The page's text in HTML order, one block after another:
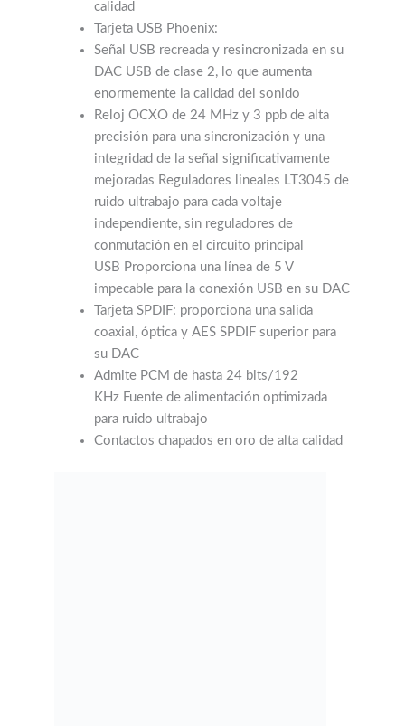
calidad
Tarjeta USB Phoenix:
Señal USB recreada y resincronizada en su
DAC USB de clase 2, lo que aumenta
enormemente la calidad del sonido
Reloj OCXO de 24 MHz y 3 ppb de alta
precisión para una sincronización y una
integridad de la señal significativamente
mejoradas Reguladores lineales LT3045 de
ruido ultrabajo para cada voltaje
independiente, sin reguladores de
conmutación en el circuito principal
USB Proporciona una línea de 5 V
impecable para la conexión USB en su DAC
Tarjeta SPDIF: proporciona una salida
coaxial, óptica y AES SPDIF superior para
su DAC
Admite PCM de hasta 24 bits/192
KHz Fuente de alimentación optimizada
para ruido ultrabajo
Contactos chapados en oro de alta calidad